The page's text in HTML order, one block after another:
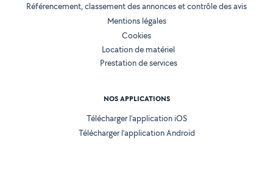
Référencement, classement des annonces et contrôle des avis
Mentions légales
Cookies
Location de matériel
Prestation de services
NOS APPLICATIONS
Télécharger l’application iOS
Télécharger l’application Android